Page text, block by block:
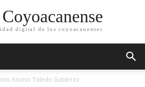
digital de los coyoacanenses
Alonso Toledo Gutiérrez